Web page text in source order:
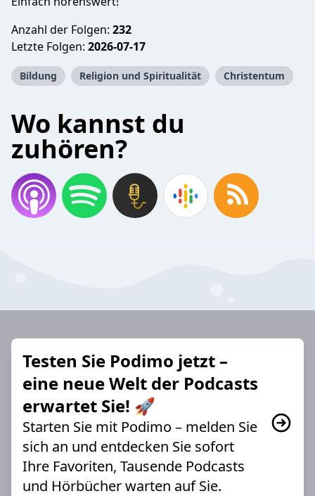
Anzahl der Folgen: 232
Letzte Folgen: 2026-07-17
Bildung Religion und Spiritualität Christentum
Wo kannst du
zuhören?
Testen Sie Podimo jetzt –
eine neue Welt der Podcasts
erwartet Sie! 🚀
Starten Sie mit Podimo – melden Sie
sich an und entdecken Sie sofort
Ihre Favoriten, Tausende Podcasts
und Hörbücher warten auf Sie.